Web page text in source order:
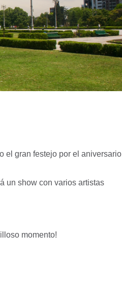
el gran festejo por el aniversario
un show con varios artistas
momento!